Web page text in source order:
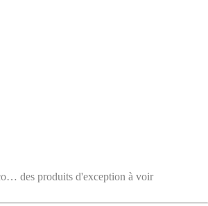
des produits d'exception à voir